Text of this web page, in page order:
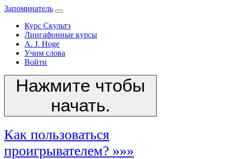
Запоминатель
Курс Скультэ
Лингафонные курсы
A. J. Hoge
Учим слова
Войти
Нажмите чтобы
начать.
Как пользоваться
проигрывателем? »»»